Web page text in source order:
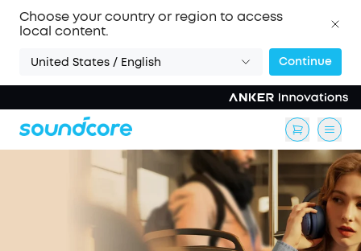
Choose your country or region to access
local content.
United States / English Continue